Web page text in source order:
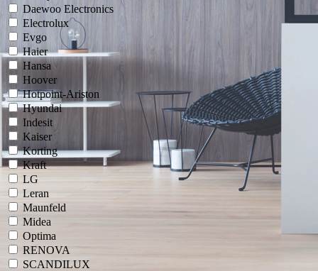
Daewoo Electronics
Electrolux
Evgo
Haier
Hansa
Hoover
Hotpoint-Ariston
Hyundai
Indesit
Kaiser
Korting
Kraft
LG
Leran
Maunfeld
Midea
Optima
RENOVA
SCANDILUX